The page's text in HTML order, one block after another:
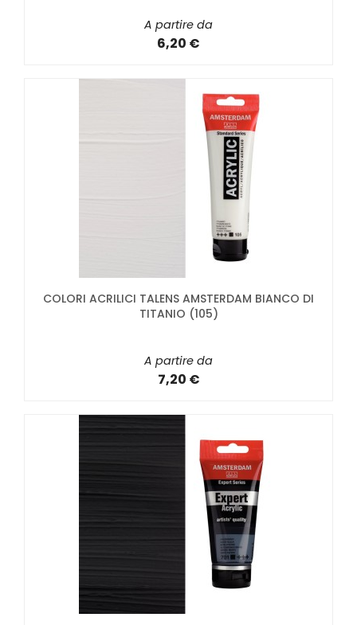
A partire da
6,20 €
COLORI ACRILICI TALENS AMSTERDAM BIANCO DI
TITANIO (105)
A partire da
7,20 €